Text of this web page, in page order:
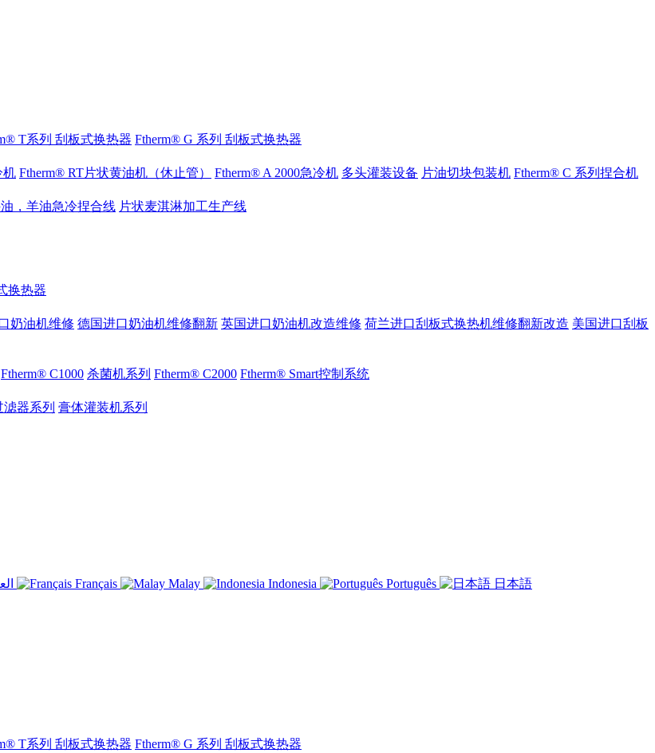
T系列 刮板式换热器 Ftherm® G 系列 刮板式换热器
机 Ftherm® RT片状黄油机（休止管） Ftherm® A 2000急冷机 多头灌装设备 片油切块包装机 Ftherm® C 系列捏合机
，羊油急冷捏合线 片状麦淇淋加工生产线
换热器
奶油机维修 德国进口奶油机维修翻新 英国进口奶油机改造维修 荷兰进口刮板式换热机维修翻新改造 美国进口刮板
Ftherm® C1000 杀菌机系列 Ftherm® C2000 Ftherm® Smart控制系统
器系列 膏体灌装机系列
Français Malay Indonesia Português 日本語
T系列 刮板式换热器 Ftherm® G 系列 刮板式换热器